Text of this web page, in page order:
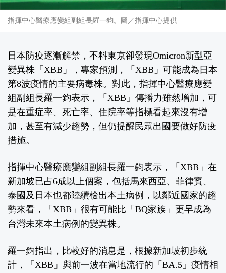
指揮中心醫療應變組副組長羅一鈞。圖／指揮中心提供
日本防疫逐漸解禁，不料東京卻發現Omicron新型亞
變異株「XBB」，專家預測，「XBB」可能成為日本
第8波疫情的主要病毒株。對此，指揮中心醫療應變
組副組長羅一鈞表示，「XBB」傳播力雖然增加，可
是在重症率、死亡率、住院率等指標看起來沒有增
加，甚至有減少趨勢，但仍提醒民眾出國要做好防疫
措施。
指揮中心醫療應變組副組長羅一鈞表示，「XBB」在
新加坡已占6成以上個案，包括馬來西亞、菲律賓、
泰國及日本也都陸續檢出本土病例，以鄰近國家的趨
勢來看，「XBB」很有可能比「BQ家族」更早成為
台灣未來本土病例的變異株。
羅一鈞指出，比較好的消息是，根據新加坡初步統
計，「XBB」與前一波在當地流行的「BA.5」疫情相